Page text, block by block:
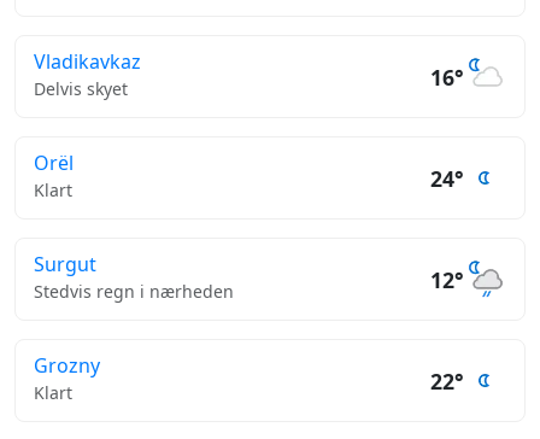
Vladikavkaz
Delvis skyet 16°
Orël
Klart 24°
Surgut
Stedvis regn i nærheden 12°
Grozny
Klart 22°